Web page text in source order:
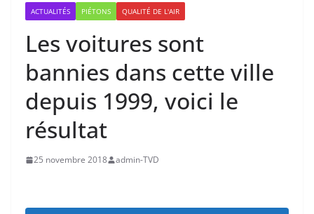
ACTUALITÉS PIÉTONS QUALITÉ DE L'AIR
Les voitures sont
bannies dans cette ville
depuis 1999, voici le
résultat
25 novembre 2018 admin-TVD